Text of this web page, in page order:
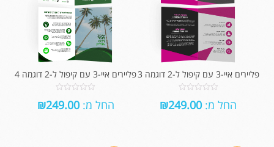
פליירים איי-3 עם קיפול ל-2 דוגמה 3
out
החל מ: ₪249.00
פליירים איי-3 עם קיפול ל-2 דוגמה 4
out
החל מ: ₪249.00